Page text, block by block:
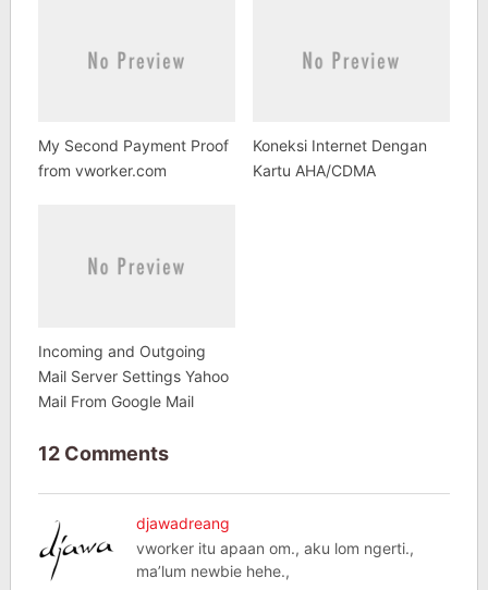
My Second Payment Proof
from vworker.com
Koneksi Internet Dengan
Kartu AHA/CDMA
Incoming and Outgoing
Mail Server Settings Yahoo
Mail From Google Mail
12 Comments
djawadreang
vworker itu apaan om., aku lom ngerti.,
ma’lum newbie hehe.,